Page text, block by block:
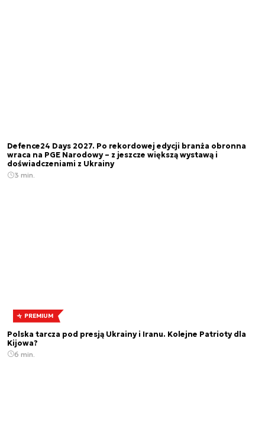
Defence24 Days 2027. Po rekordowej edycji branża obronna
wraca na PGE Narodowy – z jeszcze większą wystawą i
doświadczeniami z Ukrainy
3 min.
PREMIUM
Polska tarcza pod presją Ukrainy i Iranu. Kolejne Patrioty dla
Kijowa?
6 min.